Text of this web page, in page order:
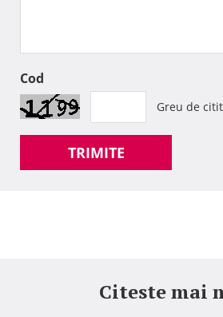
Cod
Greu de
TRIMITE
Citeste mai